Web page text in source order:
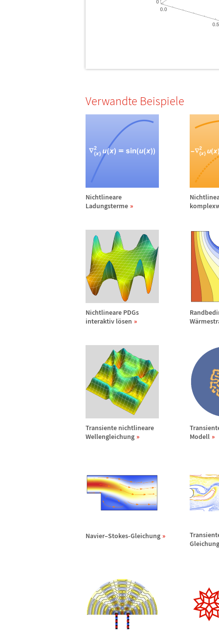
Verwandte Beispiele
Nichtlineare
Ladungsterme
Nichtlineare PDGs
interaktiv lösen
Wä
Transiente nichtlineare
Wellengleichung
Modell
Navier–Stokes-Gleichung
Gleichung